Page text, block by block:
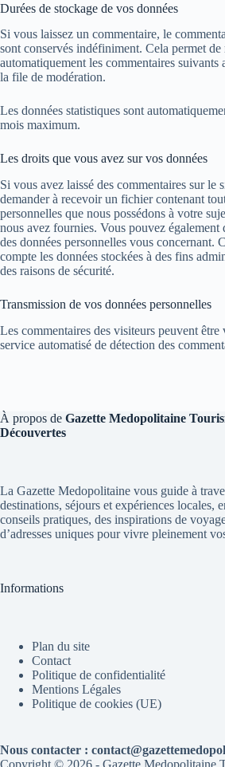
Durées de stockage de vos données
Si vous laissez un commentaire, le
sont conservés indéfiniment. Cela permet
automatiquement les commentaires suivants
la file de modération.
Les données statistiques sont
mois maximum.
Les droits que vous avez sur vos données
Si vous avez laissé des commentaires sur le
demander à recevoir un fichier contenant
personnelles que nous possédons à votre
nous avez fournies. Vous pouvez également
des données personnelles vous concernant.
compte les données stockées à des fins
des raisons de sécurité.
Transmission de vos données personnelles
Les commentaires des visiteurs peuvent être
service automatisé de détection des
À propos de Gazette Medopolitaine
Découvertes
La Gazette Medopolitaine vous guide à
destinations, séjours et expériences locales,
conseils pratiques, des inspirations de
d’adresses uniques pour vivre pleinement
Informations
Plan du site
Contact
Politique de confidentialité
Mentions Légales
Politique de cookies (UE)
Nous contacter :
Copyright © 2026 - Gazette Medopolitaine